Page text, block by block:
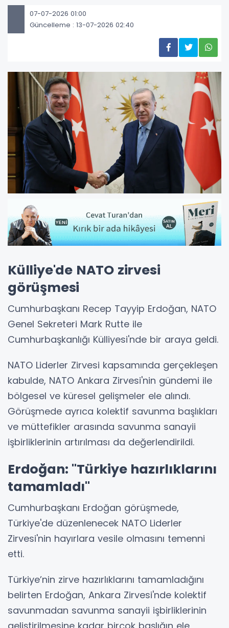
07-07-2026 01:00
Güncelleme : 13-07-2026 02:40
Külliye'de NATO zirvesi
görüşmesi
Cumhurbaşkanı Recep Tayyip Erdoğan, NATO
Genel Sekreteri Mark Rutte ile
Cumhurbaşkanlığı Külliyesi'nde bir araya geldi.
NATO Liderler Zirvesi kapsamında gerçekleşen
kabulde, NATO Ankara Zirvesi'nin gündemi ile
bölgesel ve küresel gelişmeler ele alındı.
Görüşmede ayrıca kolektif savunma başlıkları
ve müttefikler arasında savunma sanayii
işbirliklerinin artırılması da değerlendirildi.
Erdoğan: "Türkiye hazırlıklarını
tamamladı"
Cumhurbaşkanı Erdoğan görüşmede,
Türkiye'de düzenlenecek NATO Liderler
Zirvesi'nin hayırlara vesile olmasını temenni
etti.
Türkiye’nin zirve hazırlıklarını tamamladığını
belirten Erdoğan, Ankara Zirvesi'nde kolektif
savunmadan savunma sanayii işbirliklerinin